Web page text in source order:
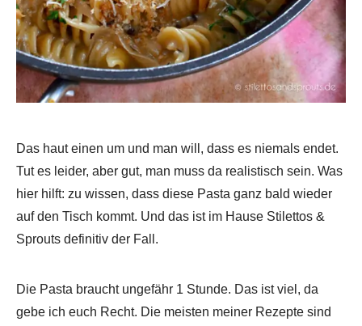
Das haut einen um und man will, dass es niemals endet.
Tut es leider, aber gut, man muss da realistisch sein. Was
hier hilft: zu wissen, dass diese Pasta ganz bald wieder
auf den Tisch kommt. Und das ist im Hause Stilettos &
Sprouts definitiv der Fall.
Die Pasta braucht ungefähr 1 Stunde. Das ist viel, da
gebe ich euch Recht. Die meisten meiner Rezepte sind